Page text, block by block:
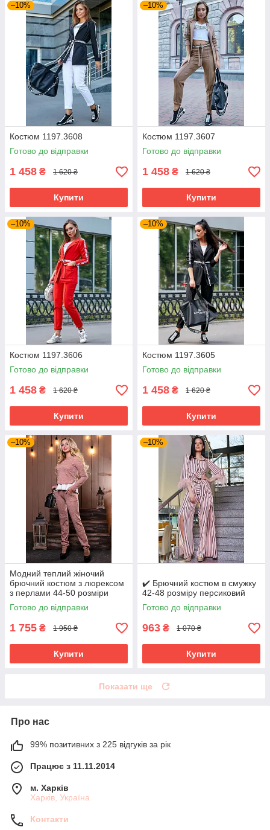
–10%
Костюм 1197.3608
Готово до відправки
1 458 ₴ 1 620 ₴
Купити
–10%
Костюм 1197.3607
Готово до відправки
1 458 ₴ 1 620 ₴
Купити
–10%
Костюм 1197.3606
Готово до відправки
1 458 ₴ 1 620 ₴
Купити
–10%
Костюм 1197.3605
Готово до відправки
1 458 ₴ 1 620 ₴
Купити
–10%
Модний теплий жіночий
брючний костюм з люрексом
з перлами 44-50 розміри
Готово до відправки
1 755 ₴ 1 950 ₴
Купити
–10%
✔️ Брючний костюм в смужку
42-48 розміру персиковий
Готово до відправки
963 ₴ 1 070 ₴
Купити
Показати ще
Про нас
99% позитивних з 225 відгуків за рік
Працює з 11.11.2014
м. Харків
Харків, Україна
Контакти